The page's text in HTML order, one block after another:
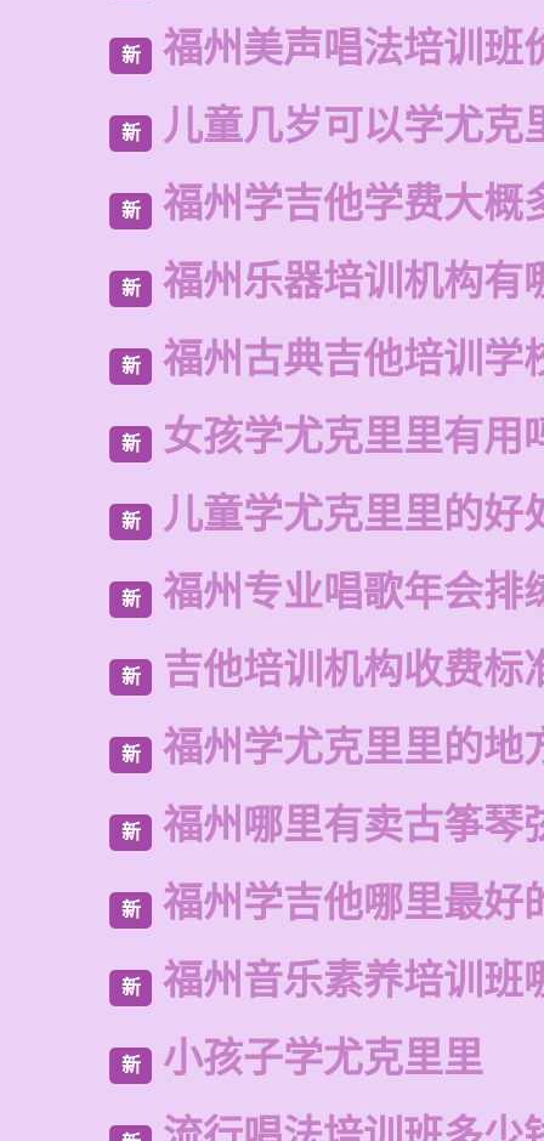
新 福州美声唱法培训班
新 儿童几岁可以学尤克
新 福州学吉他学费大概
新 福州乐器培训机构有
新 福州古典吉他培训学
新 女孩学尤克里里有用
新 儿童学尤克里里的好
新 福州专业唱歌年会排
新 吉他培训机构收费标
新 福州学尤克里里的地
新 福州哪里有卖古筝琴
新 福州学吉他哪里最好
新 福州音乐素养培训班
新 小孩子学尤克里里